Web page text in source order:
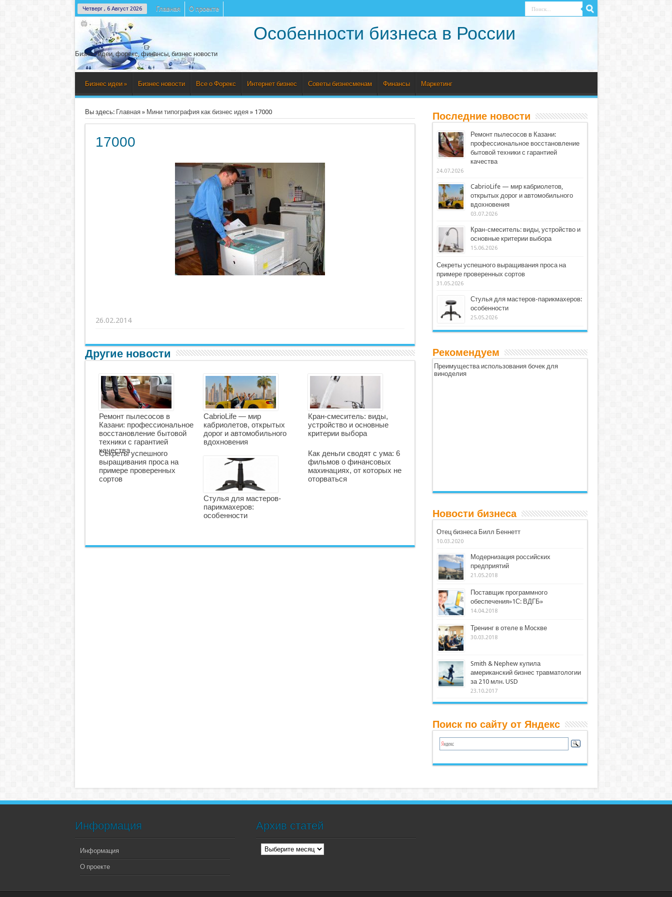
Четверг , 6 Август 2026 Главная О проекте
Особенности бизнеса в России
Бизнес идеи, форекс, финансы, бизнес новости
Бизнес идеи » Бизнес новости Все о Форекс Интернет бизнес Советы бизнесменам Финансы Маркетинг
Вы здесь: Главная» Мини типография как бизнес идея» 17000
17000
26.02.2014
Другие новости
Ремонт пылесосов в
Казани: профессиональное
восстановление бытовой
техники с гарантией
качества
CabrioLife — мир
кабриолетов, открытых
дорог и автомобильного
вдохновения
Кран-смеситель: виды,
устройство и основные
критерии выбора
Секреты успешного
выращивания проса на
примере проверенных
сортов
Стулья для мастеров-
парикмахеров:
особенности
Как деньги сводят с ума: 6
фильмов о финансовых
махинациях, от которых не
оторваться
Последние новости
Ремонт пылесосов в Казани:
профессиональное восстановление
бытовой техники с гарантией
качества
24.07.2026
CabrioLife — мир кабриолетов,
открытых дорог и автомобильного
вдохновения
03.07.2026
Кран-смеситель: виды, устройство и
основные критерии выбора
15.06.2026
Секреты успешного выращивания проса на
примере проверенных сортов
31.05.2026
Стулья для мастеров-парикмахеров:
особенности
25.05.2026
Рекомендуем
Преимущества использования бочек для
виноделия
Новости бизнеса
Отец бизнеса Билл Беннетт
10.03.2020
Модернизация российских
предприятий
21.05.2018
Поставщик программного
обеспечения»1С: ВДГБ»
14.04.2018
Тренинг в отеле в Москве
30.03.2018
Smith & Nephew купила
американский бизнес травматологии
за 210 млн. USD
23.10.2017
Поиск по сайту от Яндекс
Информация
Информация
О проекте
Архив статей
Архив
статей